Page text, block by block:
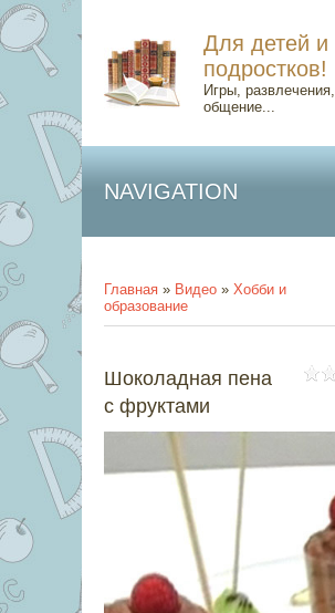
Для детей и
подростков!
Игры, развлечения,
общение...
NAVIGATION
Главная » Видео » Хобби и
образование
Шоколадная пена
с фруктами